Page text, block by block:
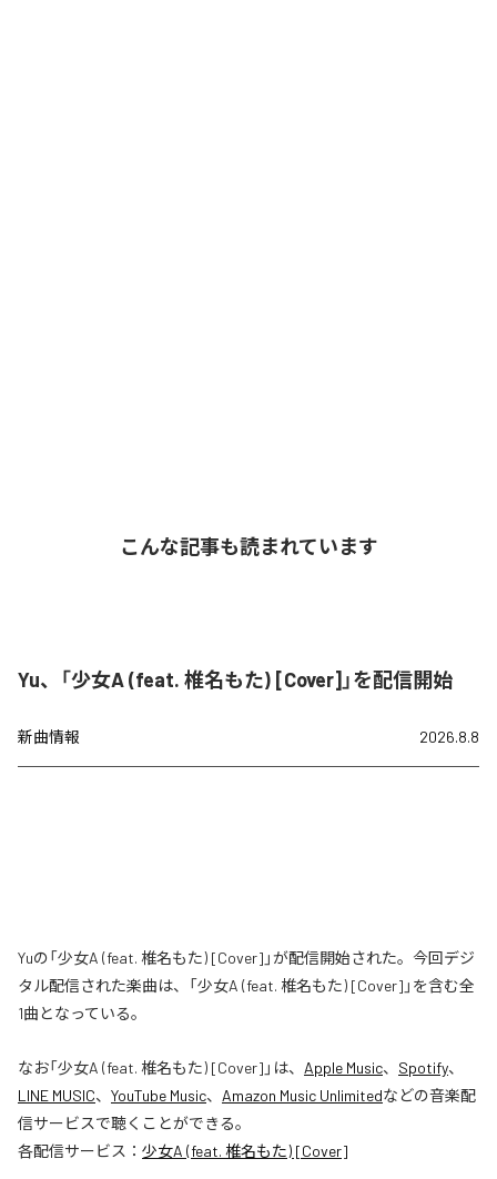
こんな記事も読まれています
Yu、「少女A (feat. 椎名もた) [Cover]」を配信開始
新曲情報 2026.8.8
Yuの「少女A (feat. 椎名もた) [Cover]」が配信開始された。今回デジ
タル配信された楽曲は、「少女A (feat. 椎名もた) [Cover]」を含む全
1曲となっている。
なお「少女A (feat. 椎名もた) [Cover] 」は、 Apple Music、 Spotify、
LINE MUSIC、 YouTube Music、 Amazon Music Unlimitedなどの音楽配
信サービスで聴くことができる。
各配信サービス： 少女A (feat. 椎名もた) [Cover]